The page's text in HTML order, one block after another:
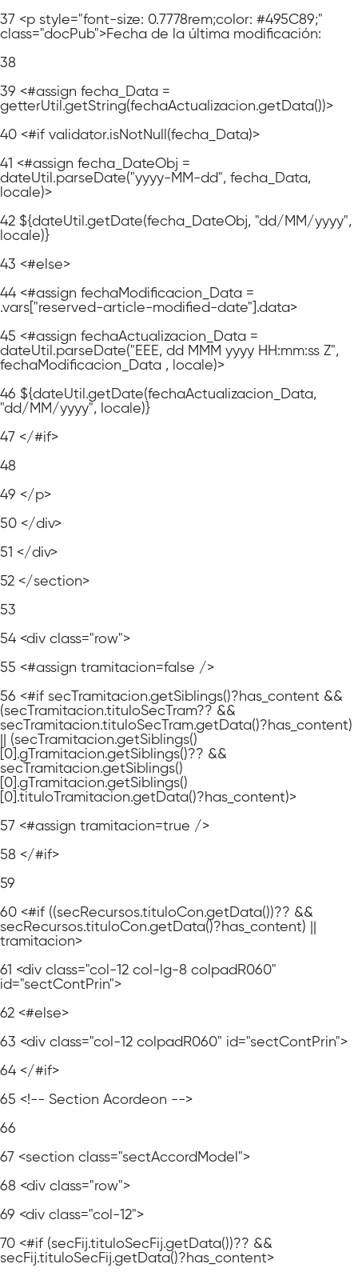
37 <p style="font-size: 0.7778rem;color: #495C89;"
class="docPub">Fecha de la última modificación:
38
39 <#assign fecha_Data =
getterUtil.getString(fechaActualizacion.getData())>
40 <#if validator.isNotNull(fecha_Data)>
41 <#assign fecha_DateObj =
dateUtil.parseDate("yyyy-MM-dd", fecha_Data,
locale)>
42 ${dateUtil.getDate(fecha_DateObj, "dd/MM/yyyy",
locale)}
43 <#else>
44 <#assign fechaModificacion_Data =
.vars["reserved-article-modified-date"].data>
45 <#assign fechaActualizacion_Data =
dateUtil.parseDate("EEE, dd MMM yyyy HH:mm:ss Z",
fechaModificacion_Data , locale)>
46 ${dateUtil.getDate(fechaActualizacion_Data,
"dd/MM/yyyy", locale)}
47 </#if>
48
49 </p>
50 </div>
51 </div>
52 </section>
53
54 <div class="row">
55 <#assign tramitacion=false />
56 <#if secTramitacion.getSiblings()?has_content &&
(secTramitacion.tituloSecTram?? &&
secTramitacion.tituloSecTram.getData()?has_content)
|| (secTramitacion.getSiblings()
[0].gTramitacion.getSiblings()?? &&
secTramitacion.getSiblings()
[0].gTramitacion.getSiblings()
[0].tituloTramitacion.getData()?has_content)>
57 <#assign tramitacion=true />
58 </#if>
59
60 <#if ((secRecursos.tituloCon.getData())?? &&
secRecursos.tituloCon.getData()?has_content) ||
tramitacion>
61 <div class="col-12 col-lg-8 colpadR060"
id="sectContPrin">
62 <#else>
63 <div class="col-12 colpadR060" id="sectContPrin">
64 </#if>
65 <!-- Section Acordeon -->
66
67 <section class="sectAccordModel">
68 <div class="row">
69 <div class="col-12">
70 <#if (secFij.tituloSecFij.getData())?? &&
secFij.tituloSecFij.getData()?has_content>